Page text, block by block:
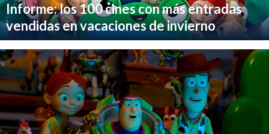
Informe: los 100 cines con más entradas
vendidas en vacaciones de invierno